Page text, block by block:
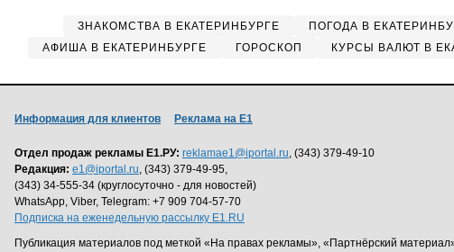
ЗНАКОМСТВА В ЕКАТЕРИНБУРГЕ ПОГОДА В
АФИША В ЕКАТЕРИНБУРГЕ
ГОРОСКОП КУРСЫ ВАЛЮТ В
Информация для клиентов Реклама на Е1
Отдел продаж рекламы Е1.РУ: reklamae1@iportal.ru, (343) 379-49-10
Редакция: e1@iportal.ru, (343) 379-49-95,
(343) 34-555-34 (круглосуточно - для новостей)
WhatsApp, Viber, Telegram: +7 909 704-57-70
Подписка на еженедельную рассылку E1.RU
Публикация материалов под меткой «На правах рекламы», «Партнёрский